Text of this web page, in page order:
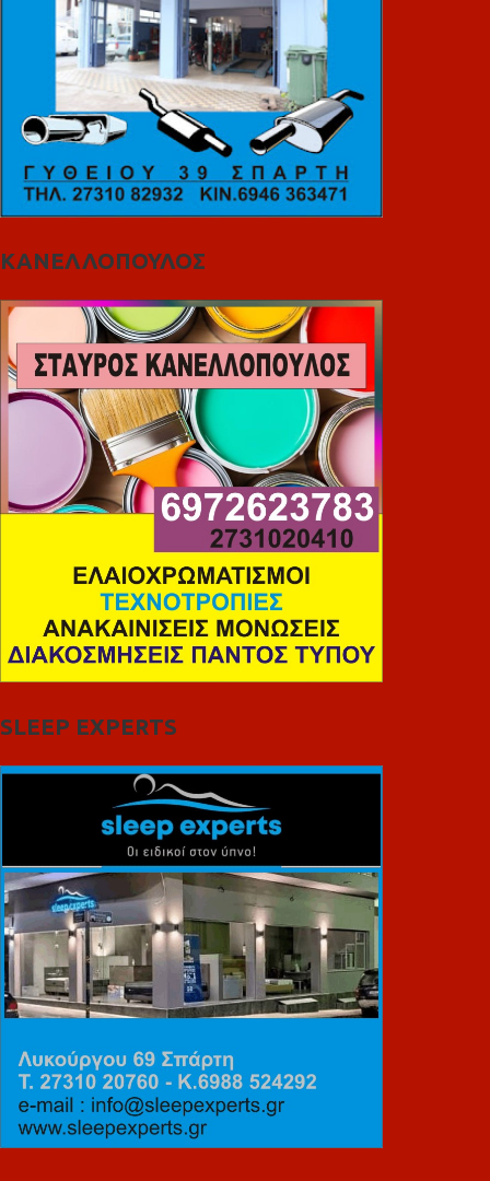
ΚΑΝΕΛΛΟΠΟΥΛΟΣ
SLEEP EXPERTS